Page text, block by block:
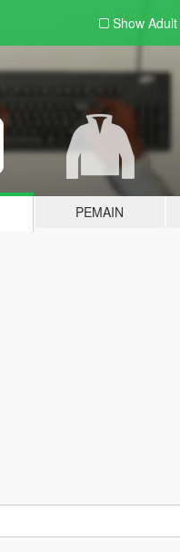
Show Adult
PEMAIN